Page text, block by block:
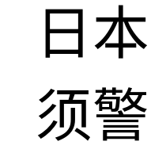
日
须